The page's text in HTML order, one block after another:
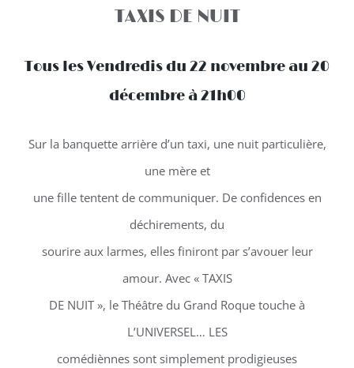
TAXIS DE NUIT
Tous les Vendredis du 22 novembre au 20
décembre à 21h00
Sur la banquette arrière d’un taxi, une nuit particulière,
une mère et
une fille tentent de communiquer. De confidences en
déchirements, du
sourire aux larmes, elles finiront par s’avouer leur
amour. Avec « TAXIS
DE NUIT », le Théâtre du Grand Roque touche à
L’UNIVERSEL… LES
comédiènnes sont simplement prodigieuses